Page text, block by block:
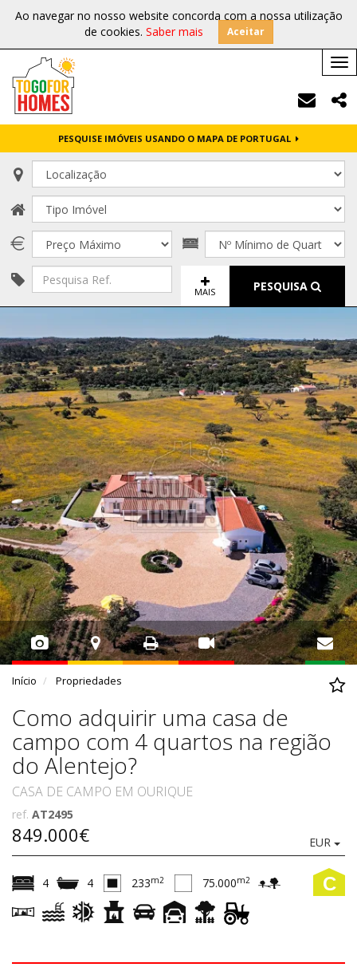
Ao navegar no nosso website concorda com a nossa utilização
de cookies. Saber mais Aceitar
PESQUISE IMÓVEIS USANDO O MAPA DE PORTUGAL
MAIS PESQUISA
Início Propriedades
Como adquirir uma casa de
campo com 4 quartos na região
do Alentejo?
CASA DE CAMPO EM OURIQUE
ref. AT2495
849.000€ EUR
C
4 4 233m2 75.000m2